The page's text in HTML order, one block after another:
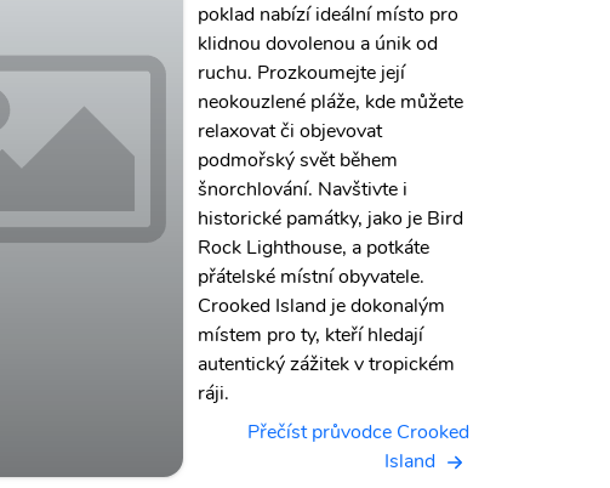
poklad nabízí ideální místo pro
klidnou dovolenou a únik od
ruchu. Prozkoumejte její
neokouzlené pláže, kde můžete
relaxovat či objevovat
podmořský svět během
šnorchlování. Navštivte i
historické památky, jako je Bird
Rock Lighthouse, a potkáte
přátelské místní obyvatele.
Crooked Island je dokonalým
místem pro ty, kteří hledají
autentický zážitek v tropickém
ráji.
Přečíst průvodce Crooked
Island